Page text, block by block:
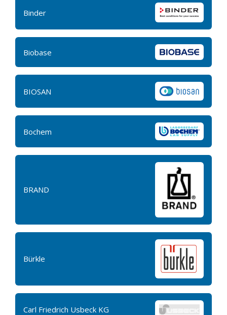
Binder
Biobase
BIOSAN
Bochem
BRAND
Bürkle
Carl Friedrich Usbeck KG